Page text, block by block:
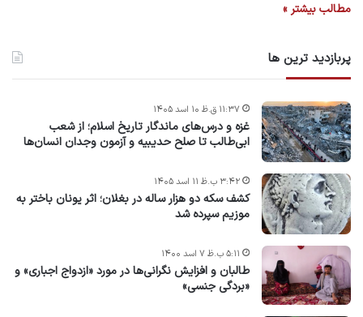
مطالب بیشتر »
پربازدید ترین ها
غزه و درس‌های ماندگار تاریخ اسلام؛ از شعب
ابی‌طالب تا صلح حدیبیه و آزمون وجدان انسان‌ها
۱۱:۳۷ ق.ظ ۱۰ اسد ۱۴۰۵
کشف سکه دو هزار ساله در بغلان؛ اثر یونان باختر به
موزیم سپرده شد
۳:۴۲ ب.ظ ۱۱ اسد ۱۴۰۵
طالبان و افزایش نگرانی‌ها در مورد «ازدواج اجباری» و
«بردگی جنسی»
۵:۱۱ ب.ظ ۷ اسد ۱۴۰۰